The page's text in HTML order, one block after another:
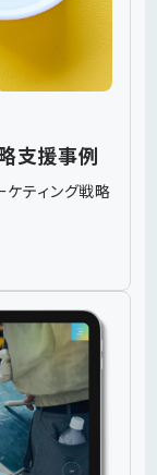
支援事例
ケティング戦略